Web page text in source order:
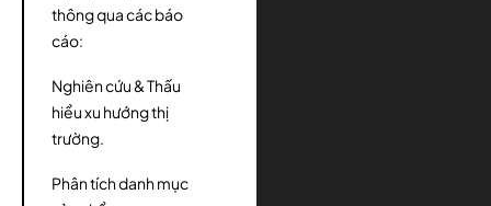
thông qua các báo
cáo:
Nghiên cứu & Thấu
hiểu xu hướng thị
trường.
Phân tích danh mục